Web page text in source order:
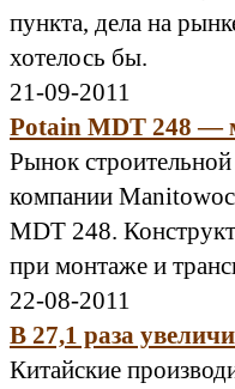
пункта, дела на
хотелось бы.
21-09-2011
Potain MDT 248 —
Рынок
компании
MDT 248.
при монтаже и
22-08-2011
В 27,1 раза
Китайские